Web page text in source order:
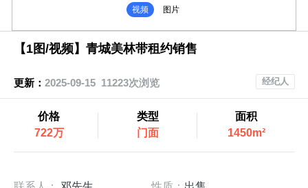
视频 图片
【1图/视频】青城美林带租约销售
更新： 2025-09-15 11223次浏览 经纪人
价格
722万
类型
门面
面积
1450m²